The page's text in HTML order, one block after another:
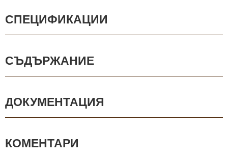
СПЕЦИФИКАЦИИ
СЪДЪРЖАНИЕ
ДОКУМЕНТАЦИЯ
КОМЕНТАРИ